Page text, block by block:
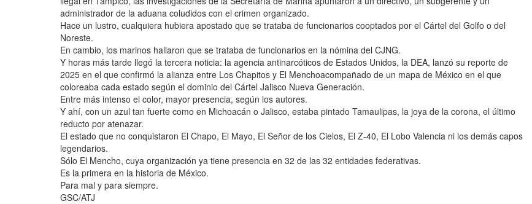
administrador de la aduana coludidos con el crimen organizado.
Hace un lustro, cualquiera hubiera apostado que se trataba de funcionarios cooptados por el Cártel del Golfo o del
Noreste.
En cambio, los marinos hallaron que se trataba de funcionarios en la nómina del CJNG.
Y horas más tarde llegó la tercera noticia: la agencia antinarcóticos de Estados Unidos, la DEA, lanzó su reporte de
2025 en el que confirmó la alianza entre Los Chapitos y El Menchoacompañado de un mapa de México en el que
coloreaba cada estado según el dominio del Cártel Jalisco Nueva Generación.
Entre más intenso el color, mayor presencia, según los autores.
Y ahí, con un azul tan fuerte como en Michoacán o Jalisco, estaba pintado Tamaulipas, la joya de la corona, el último
reducto por atenazar.
El estado que no conquistaron El Chapo, El Mayo, El Señor de los Cielos, El Z-40, El Lobo Valencia ni los demás capos
legendarios.
Sólo El Mencho, cuya organización ya tiene presencia en 32 de las 32 entidades federativas.
Es la primera en la historia de México.
Para mal y para siempre.
GSC/ATJ